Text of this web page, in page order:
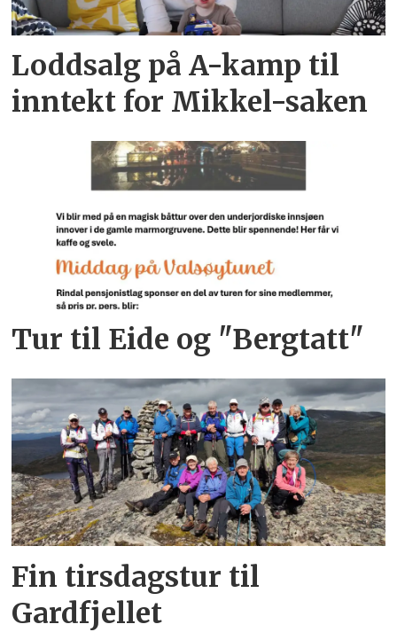
Loddsalg på A-kamp til
inntekt for Mikkel-saken
Tur til Eide og "Bergtatt"
Fin tirsdagstur til
Gardfjellet